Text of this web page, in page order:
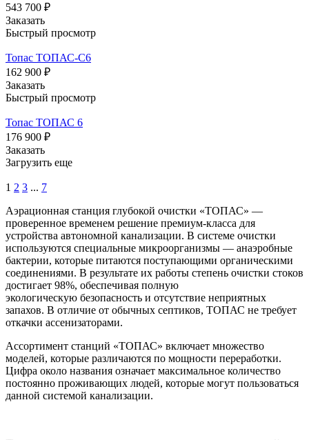
543 700 ₽
Заказать
Быстрый просмотр
Топас ТОПАС-С6
162 900 ₽
Заказать
Быстрый просмотр
Топас ТОПАС 6
176 900 ₽
Заказать
Загрузить еще
1 2 3 ... 7
Аэрационная станция глубокой очистки «ТОПАС» —
проверенное временем решение премиум-класса для
устройства автономной канализации. В системе очистки
используются специальные микроорганизмы — анаэробные
бактерии, которые питаются поступающими органическими
соединениями. В результате их работы степень очистки стоков
достигает 98%, обеспечивая полную
экологическую безопасность и отсутствие неприятных
запахов. В отличие от обычных септиков, ТОПАС не требует
откачки ассенизаторами.
Ассортимент станций «ТОПАС» включает множество
моделей, которые различаются по мощности переработки.
Цифра около названия означает максимальное количество
постоянно проживающих людей, которые могут пользоваться
данной системой канализации.